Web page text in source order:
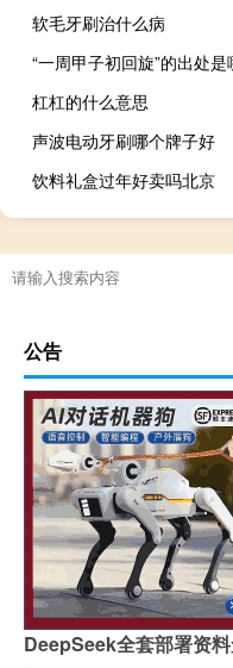
软毛牙刷治什么病
“一周甲子初回旋”的出处是
杠杠的什么意思
声波电动牙刷哪个牌子好
饮料礼盒过年好卖吗北京
公告
DeepSeek全套部署资